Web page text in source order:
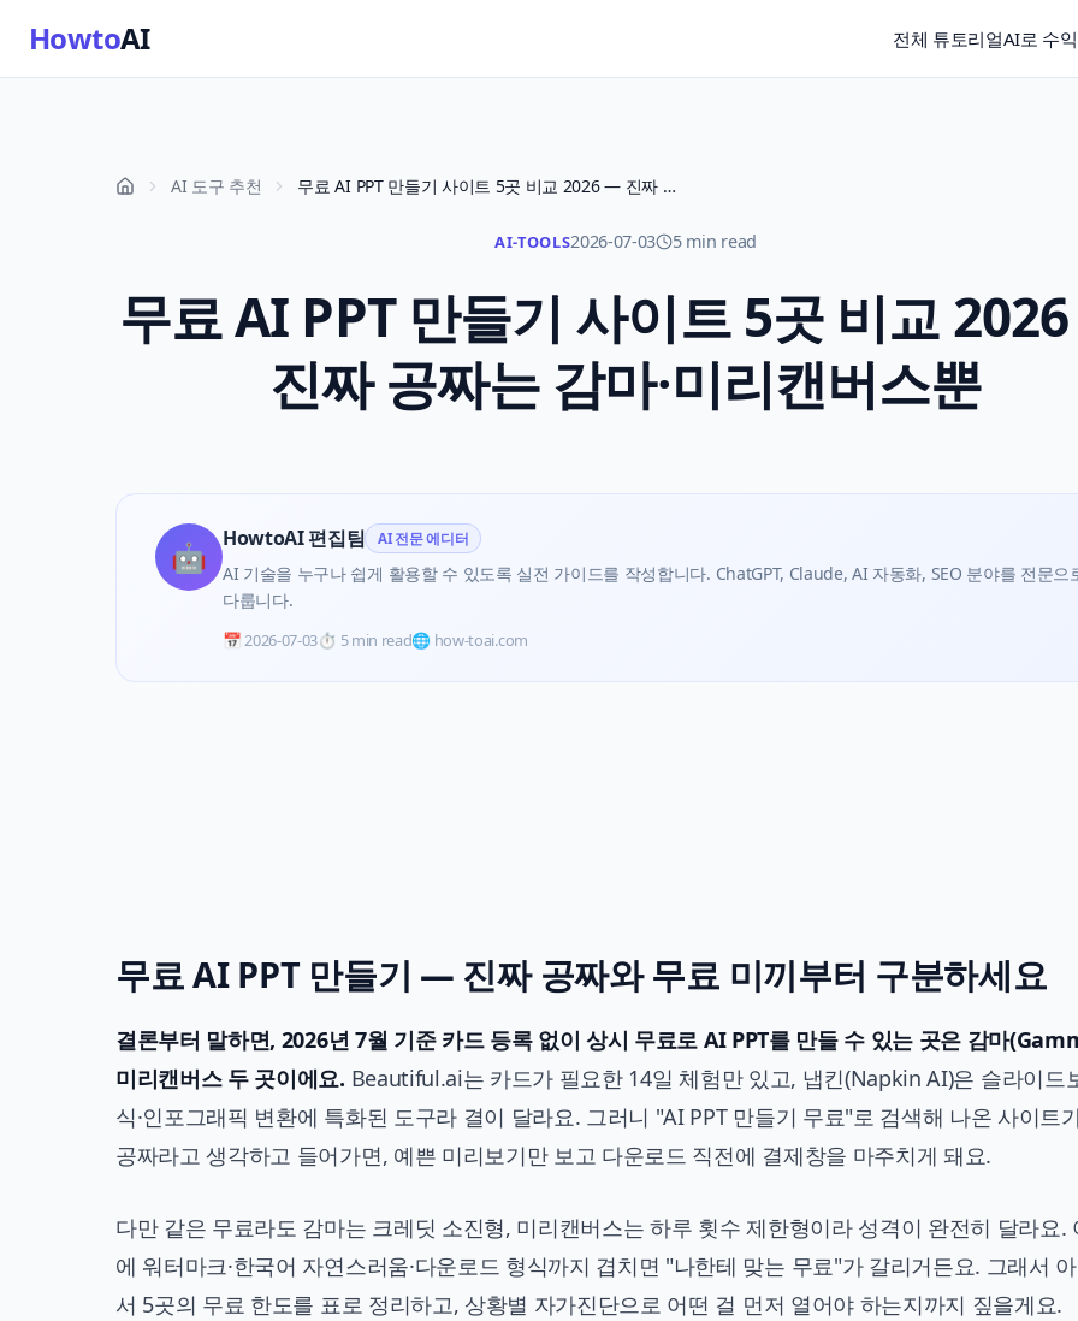
HowtoAI 전체 튜토리얼AI로 수
AI 도구 추천 무료 AI PPT 만들기 사이트 5곳 비교 2026 — 진짜 공짜는 감마·미리캔버스뿐
AI-TOOLS2026-07-03 5 min read
무료 AI PPT 만들기 사이트 5곳 비교
진짜 공짜는 감마·미리캔버스뿐
🤖 HowtoAI 편집팀 AI 전문 에디터
AI 기술을 누구나 쉽게 활용할 수 있도록 실전 가이드를 작성합니다. ChatGPT, Claude, AI 자동화, SEO 분야를 전문으
다룹니다.
📅2026-07-03⏱️ 5 min read🌐 how-toai.com
무료 AI PPT 만들기 — 진짜 공짜와 무료 미끼부터 구분하세요
결론부터 말하면, 2026년 7월 기준 카드 등록 없이 상시 무료로 AI PPT를 만들 수 있는 곳은 감마
미리캔버스 두 곳이에요. Beautiful.ai는 카드가 필요한 14일 체험만 있고, 냅킨(Napkin AI)은 슬라이드
식·인포그래픽 변환에 특화된 도구라 결이 달라요. 그러니 "AI PPT 만들기 무료"로 검색해 나온 사이트
공짜라고 생각하고 들어가면, 예쁜 미리보기만 보고 다운로드 직전에 결제창을 마주치게 돼요.
다만 같은 무료라도 감마는 크레딧 소진형, 미리캔버스는 하루 횟수 제한형이라 성격이 완전히 달라요.
에 워터마크·한국어 자연스러움·다운로드 형식까지 겹치면 "나한테 맞는 무료"가 갈리거든요. 그래서
서 5곳의 무료 한도를 표로 정리하고, 상황별 자가진단으로 어떤 걸 먼저 열어야 하는지까지 짚을게요.